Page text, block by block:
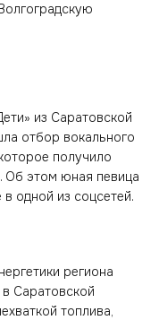
из Саратовской
отбор вокального
получило
Об этом юная певица
одной из соцсетей.
региона
Саратовской
топлива,